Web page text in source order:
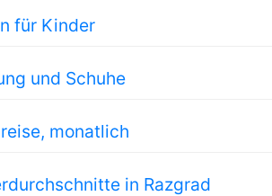
für Kinder
und Schuhe
monatlich
in Razgrad